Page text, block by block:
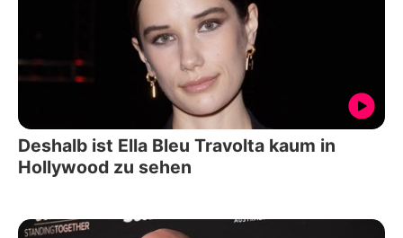
Deshalb ist Ella Bleu Travolta kaum in
Hollywood zu sehen